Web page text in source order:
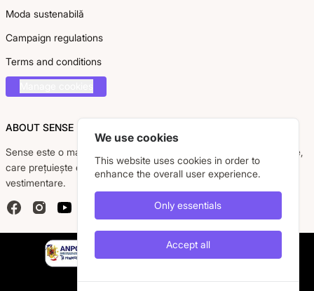
Moda sustenabilă
Campaign regulations
Terms and conditions
ABOUT SENSE
Sense este o marcă românească dedicată femeii moderne, active,
care prețuiește eleganța, confortul și calitatea pieselor
vestimentare.
FacebookInstagramYouTube
We use cookies
This website uses cookies in order to
enhance the overall user experience.
Only essentials
Accept all